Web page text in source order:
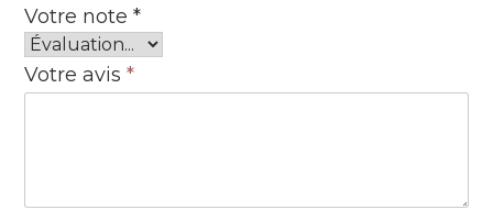
Votre note *
Votre avis *